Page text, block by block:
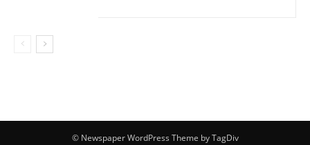
© Newspaper WordPress Theme by TagDiv